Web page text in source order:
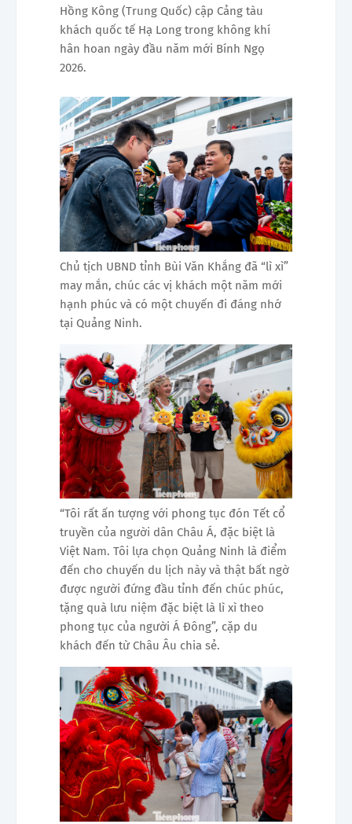
Hồng Kông (Trung Quốc) cập Cảng tàu
khách quốc tế Hạ Long trong không khí
hân hoan ngày đầu năm mới Bính Ngọ
2026.
Chủ tịch UBND tỉnh Bùi Văn Khắng đã “lì xì”
may mắn, chúc các vị khách một năm mới
hạnh phúc và có một chuyến đi đáng nhớ
tại Quảng Ninh.
“Tôi rất ấn tượng với phong tục đón Tết cổ
truyền của người dân Châu Á, đặc biệt là
Việt Nam. Tôi lựa chọn Quảng Ninh là điểm
đến cho chuyến du lịch này và thật bất ngờ
được người đứng đầu tỉnh đến chúc phúc,
tặng quà lưu niệm đặc biệt là lì xì theo
phong tục của người Á Đông”, cặp du
khách đến từ Châu Âu chia sẻ.